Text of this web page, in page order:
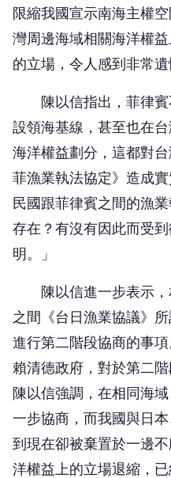
限縮我國宣示南海主權
灣周邊海域相關海洋權
的立場，令人感到非常遺
陳以信指出，菲律賓
設領海基線，甚至也在
海洋權益劃分，這都對
菲漁業執法協定》造成
民國跟菲律賓之間的漁
存在？有沒有因此而受
明。」
陳以信進一步表示，
之間《台日漁業協議》
進行第二階段協商的事
賴清德政府，對於第二
陳以信強調，在相同海
一步協商，而我國與日
到現在卻被棄置於一邊
洋權益上的立場退縮，